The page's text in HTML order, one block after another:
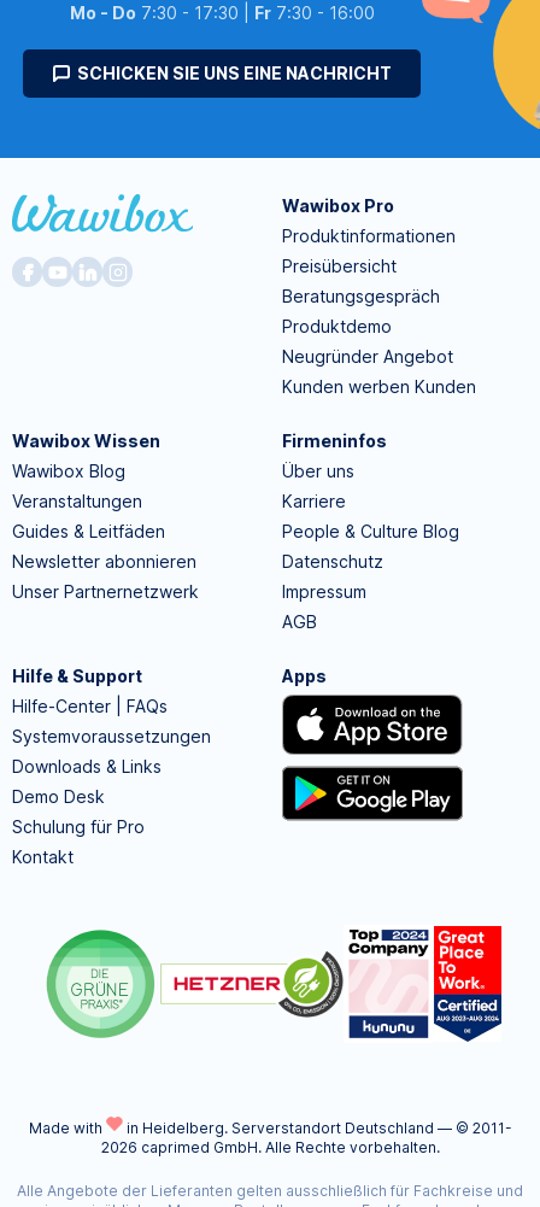
Mo - Do 7:30 - 17:30 | Fr7:30 - 16:00
SCHICKEN SIE UNS EINE NACHRICHT
Wawibox Pro
Produktinformationen
Preisübersicht
Beratungsgespräch
Produktdemo
Neugründer Angebot
Kunden werben Kunden
Wawibox Wissen
Wawibox Blog
Veranstaltungen
Guides & Leitfäden
Newsletter abonnieren
Unser Partnernetzwerk
Firmeninfos
Über uns
Karriere
People & Culture Blog
Datenschutz
Impressum
AGB
Hilfe & Support
Hilfe-Center | FAQs
Systemvoraussetzungen
Downloads & Links
Demo Desk
Schulung für Pro
Kontakt
Apps
Made with in Heidelberg. Serverstandort Deutschland — © 2011-
2026 caprimed GmbH. Alle Rechte vorbehalten.
Alle Angebote der Lieferanten gelten ausschließlich für Fachkreise und